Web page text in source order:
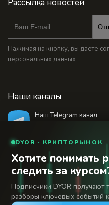
Рассылка новостей
Нажимая на кнопку, вы даете
персональных данных
Наши каналы
Наш Telegram канал
18+
© 2026 Финансовый
Сегодня». Используя
соглашаетесь с
Сетевое издание «Банки
DYOR · КРИПТОРЫНОК
Хотите понимать
следить за
Подписчики DYOR получают
разборы ключевых событий